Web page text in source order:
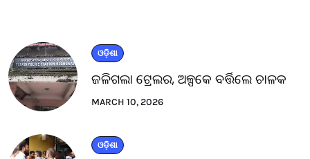
ଓଡ଼ିଶା
ଜଳିଗଲା ଟ୍ରେଲର, ଅଳ୍ପକେ ବର୍ତ୍ତିଲେ ଚାଳକ
MARCH 10, 2026
ଓଡ଼ିଶା